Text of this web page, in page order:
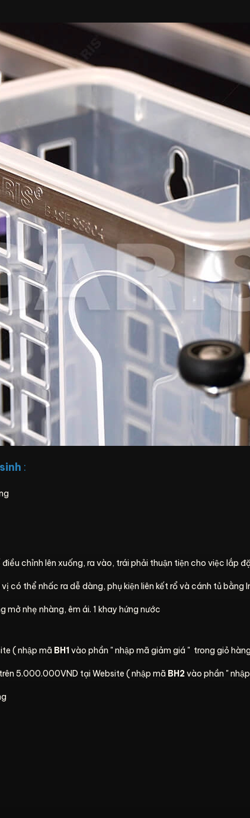
:
chỉnh lên xuống, ra vào, trái phải thuận tiện cho việc lắp
có thể nhấc ra dễ dàng, phụ kiện liên kết rổ và cánh tủ bằng
nhẹ nhàng, êm ái. 1 khay hứng nước
( nhập mã BH1vào phần " nhập mã giảm giá " trong giỏ
5.000.000VND tại Website ( nhập mã BH2vào phần "